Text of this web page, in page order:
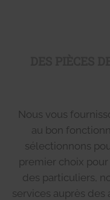
Nous vous
au bon
sélectionnons
premier choix
des particuliers,
services auprès